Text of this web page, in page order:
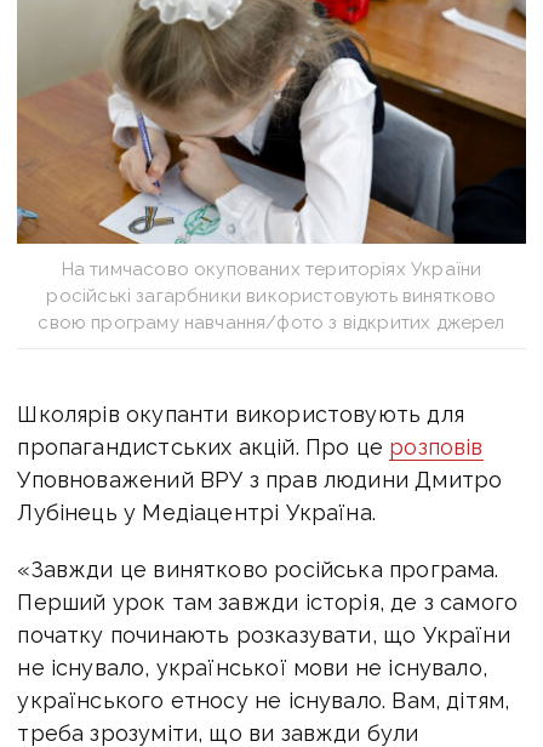
На тимчасово окупованих територіях України
російські загарбники використовують винятково
свою програму навчання/фото з відкритих джерел
Школярів окупанти використовують для
пропагандистських акцій. Про це розповів
Уповноважений ВРУ з прав людини Дмитро
Лубінець у Медіацентрі Україна.
«Завжди це винятково російська програма.
Перший урок там завжди історія, де з самого
початку починають розказувати, що України
не існувало, української мови не існувало,
українського етносу не існувало. Вам, дітям,
треба зрозуміти, що ви завжди були